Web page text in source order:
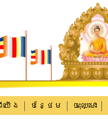
ើង បន្ថែម ចុះឈ្មោះ